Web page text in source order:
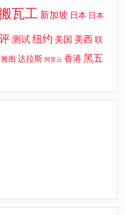
瓦工 新加坡 日本 日本
测试纽约 美国 美西 联
图 达拉斯 阿里云 香港 黑五